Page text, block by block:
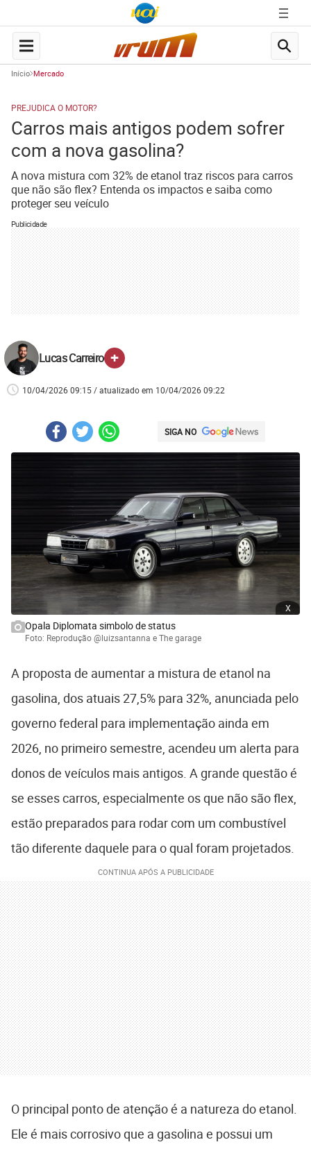
Início Mercado
PREJUDICA O MOTOR?
Carros mais antigos podem sofrer
com a nova gasolina?
A nova mistura com 32% de etanol traz riscos para carros
que não são flex? Entenda os impactos e saiba como
proteger seu veículo
Publicidade
Lucas Carreiro +
10/04/2026 09:15 / atualizado em 10/04/2026 09:22
SIGA NO
x
Opala Diplomata simbolo de status
Foto: Reprodução @luizsantanna e The garage
A proposta de aumentar a mistura de etanol na
gasolina, dos atuais 27,5% para 32%, anunciada pelo
governo federal para implementação ainda em
2026, no primeiro semestre, acendeu um alerta para
donos de veículos mais antigos. A grande questão é
se esses carros, especialmente os que não são flex,
estão preparados para rodar com um combustível
tão diferente daquele para o qual foram projetados.
O principal ponto de atenção é a natureza do etanol.
Ele é mais corrosivo que a gasolina e possui um